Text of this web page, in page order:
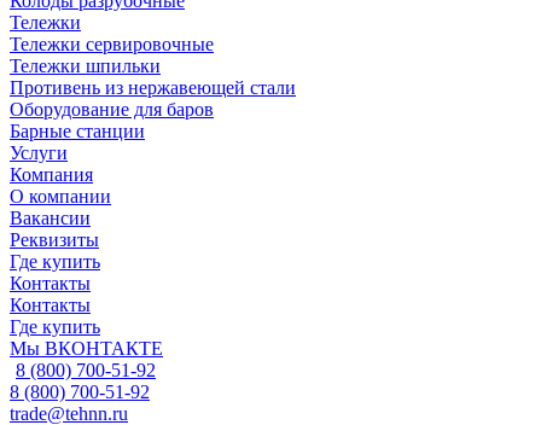
Тележки
Тележки сервировочные
Тележки шпильки
Противень из нержавеющей стали
Оборудование для баров
Барные станции
Услуги
Компания
О компании
Вакансии
Реквизиты
Где купить
Контакты
Контакты
Где купить
Мы ВКОНТАКТЕ
8 (800) 700-51-92
8 (800) 700-51-92
trade@tehnn.ru